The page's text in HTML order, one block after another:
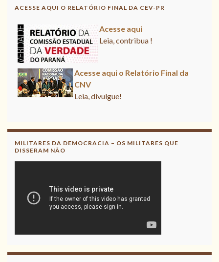
ACESSE AQUI O RELATÓRIO FINAL DA CEV-PR
Acesse aqui
Leia, contribua !
Acesse aqui o Relatório Final da
CNV
Leia, divulgue!
Leia, contribua !
MILITARES DA DEMOCRACIA – OS MILITARES QUE
DISSERAM NÃO